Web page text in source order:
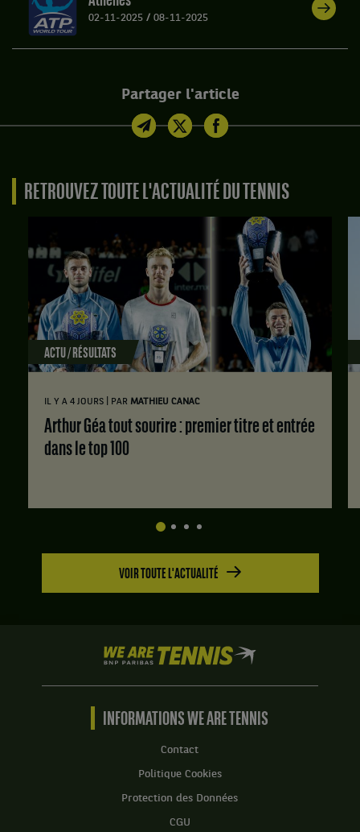
02-11-2025 / 08-11-2025
Partager l'article
RETROUVEZ TOUTE L'ACTUALITÉ DU TENNIS
ACTU / RÉSULTATS
IL Y A 4 JOURS PAR MATHIEU CANAC
Arthur Géa tout sourire : premier titre et entrée
dans le top 100
VOIR TOUTE L'ACTUALITÉ
We
are
Tennis
BNP
Accueil
INFORMATIONS WE ARE TENNIS
Contact
Politique Cookies
Protection des Données
CGU